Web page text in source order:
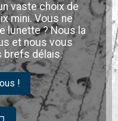
vaste choix de
mini. Vous ne
lunette ? Nous la
et nous vous
brefs délais.
!